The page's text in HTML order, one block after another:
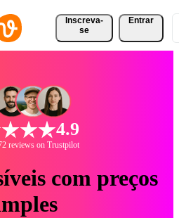
Inscreva-
se
Entrar
4.9
reviews on Trustpilot
com preços